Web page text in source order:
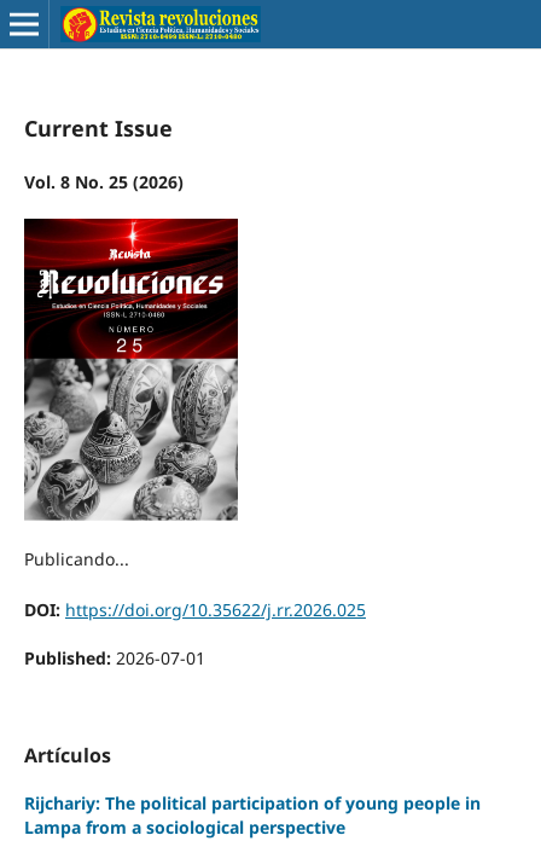
Current Issue
Vol. 8 No. 25 (2026)
Publicando...
DOI: https://doi.org/10.35622/j.rr.2026.025
Published: 2026-07-01
Artículos
Rijchariy: The political participation of young people in
Lampa from a sociological perspective